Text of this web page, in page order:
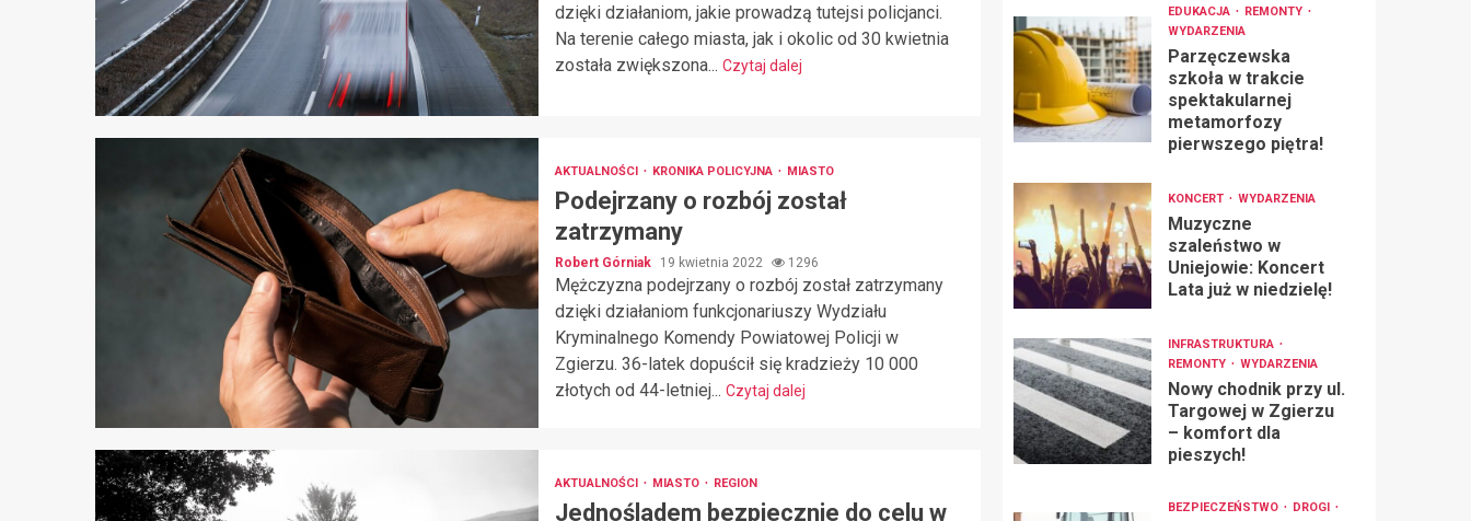
dzięki działaniom, jakie prowadzą tutejsi policjanci.
Na terenie całego miasta, jak i okolic od 30 kwietnia
została zwiększona... Czytaj dalej
AKTUALNOŚCI KRONIKA POLICYJNA MIASTO
Podejrzany o rozbój został
zatrzymany
Robert Górniak 19 kwietnia 2022 1296
Mężczyzna podejrzany o rozbój został zatrzymany
dzięki działaniom funkcjonariuszy Wydziału
Kryminalnego Komendy Powiatowej Policji w
Zgierzu. 36-latek dopuścił się kradzieży 10 000
złotych od 44-letniej... Czytaj dalej
AKTUALNOŚCI MIASTO REGION
Jednośladem bezpiecznie do celu w
EDUKACJA
REMONTY
WYDARZENIA
Parzęczewska
szkoła w trakcie
spektakularnej
metamorfozy
pierwszego piętra!
KONCERT WYDARZENIA
Muzyczne
szaleństwo w
Uniejowie: Koncert
Lata już w niedzielę!
INFRASTRUKTURA
REMONTY
WYDARZENIA
Nowy chodnik przy ul.
Targowej w Zgierzu
– komfort dla
pieszych!
BEZPIECZEŃSTWO
DROGI